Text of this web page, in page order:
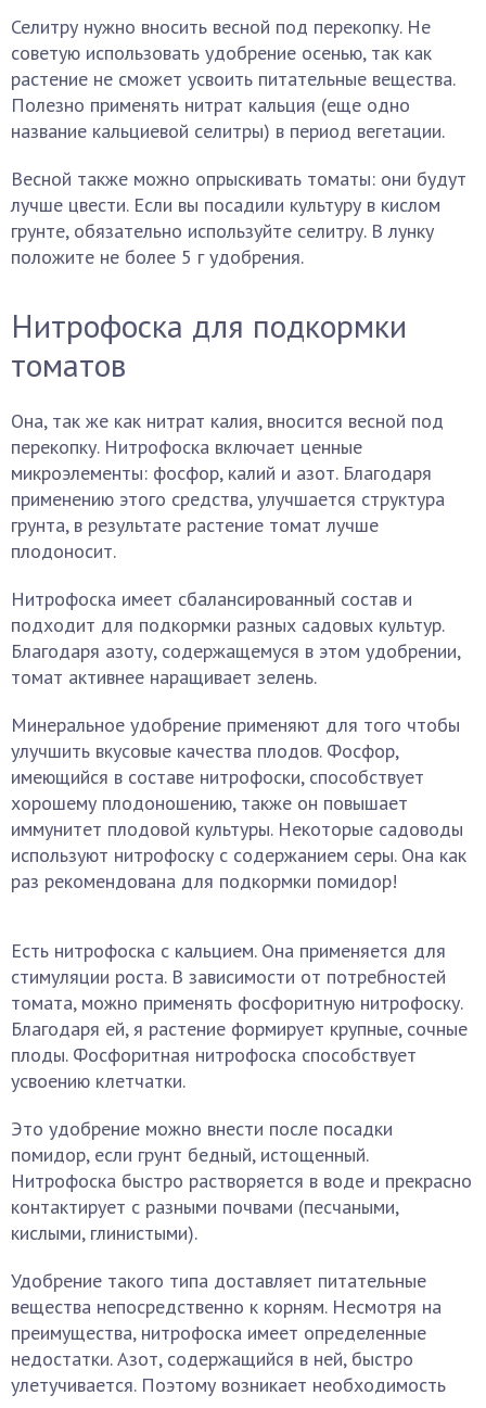
Селитру нужно вносить весной под перекопку. Не
советую использовать удобрение осенью, так как
растение не сможет усвоить питательные вещества.
Полезно применять нитрат кальция (еще одно
название кальциевой селитры) в период вегетации.
Весной также можно опрыскивать томаты: они будут
лучше цвести. Если вы посадили культуру в кислом
грунте, обязательно используйте селитру. В лунку
положите не более 5 г удобрения.
Нитрофоска для подкормки
томатов
Она, так же как нитрат калия, вносится весной под
перекопку. Нитрофоска включает ценные
микроэлементы: фосфор, калий и азот. Благодаря
применению этого средства, улучшается структура
грунта, в результате растение томат лучше
плодоносит.
Нитрофоска имеет сбалансированный состав и
подходит для подкормки разных садовых культур.
Благодаря азоту, содержащемуся в этом удобрении,
томат активнее наращивает зелень.
Минеральное удобрение применяют для того чтобы
улучшить вкусовые качества плодов. Фосфор,
имеющийся в составе нитрофоски, способствует
хорошему плодоношению, также он повышает
иммунитет плодовой культуры. Некоторые садоводы
используют нитрофоску с содержанием серы. Она как
раз рекомендована для подкормки помидор!
Есть нитрофоска с кальцием. Она применяется для
стимуляции роста. В зависимости от потребностей
томата, можно применять фосфоритную нитрофоску.
Благодаря ей, я растение формирует крупные, сочные
плоды. Фосфоритная нитрофоска способствует
усвоению клетчатки.
Это удобрение можно внести после посадки
помидор, если грунт бедный, истощенный.
Нитрофоска быстро растворяется в воде и прекрасно
контактирует с разными почвами (песчаными,
кислыми, глинистыми).
Удобрение такого типа доставляет питательные
вещества непосредственно к корням. Несмотря на
преимущества, нитрофоска имеет определенные
недостатки. Азот, содержащийся в ней, быстро
улетучивается. Поэтому возникает необходимость